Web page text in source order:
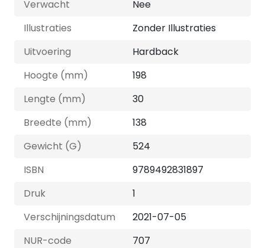
Verwacht
Nee
Illustraties
Zonder Illustraties
Uitvoering
Hardback
Hoogte (mm)
198
Lengte (mm)
30
Breedte (mm)
138
Gewicht (G)
524
ISBN
9789492831897
Druk
1
Verschijningsdatum
2021-07-05
NUR-code
707